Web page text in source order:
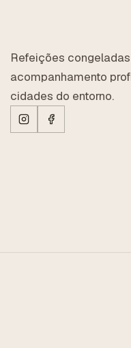
Refeições
acompanhamento
cidades do entorno.